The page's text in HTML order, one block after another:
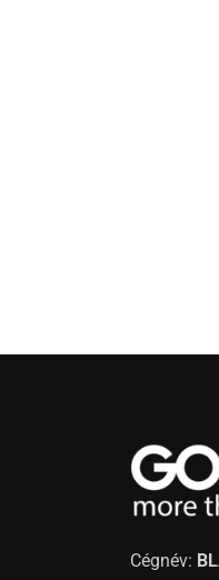
Cégnév: